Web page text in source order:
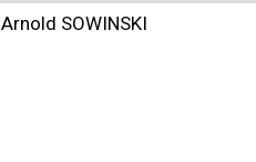
Arnold SOWINSKI